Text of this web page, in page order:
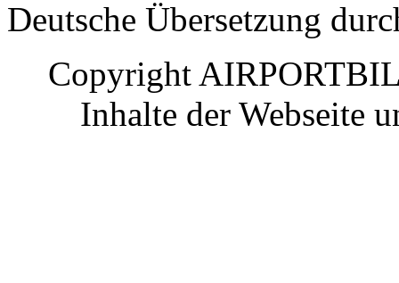
Deutsche Übersetzung
Copyright
Inhalte der Webseite